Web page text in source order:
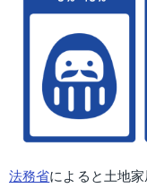
法務省によると土地